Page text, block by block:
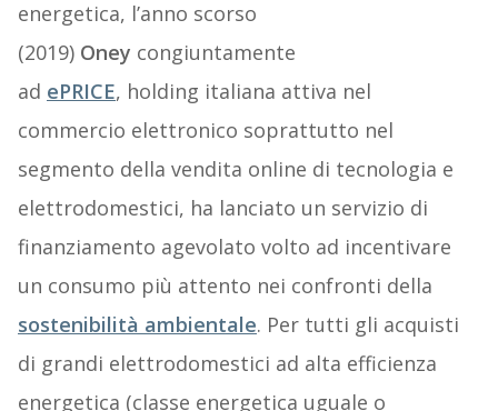
energetica, l’anno scorso
(2019) Oney congiuntamente
ad ePRICE, holding italiana attiva nel
commercio elettronico soprattutto nel
segmento della vendita online di tecnologia e
elettrodomestici, ha lanciato un servizio di
finanziamento agevolato volto ad incentivare
un consumo più attento nei confronti della
sostenibilità ambientale. Per tutti gli acquisti
di grandi elettrodomestici ad alta efficienza
energetica (classe energetica uguale o